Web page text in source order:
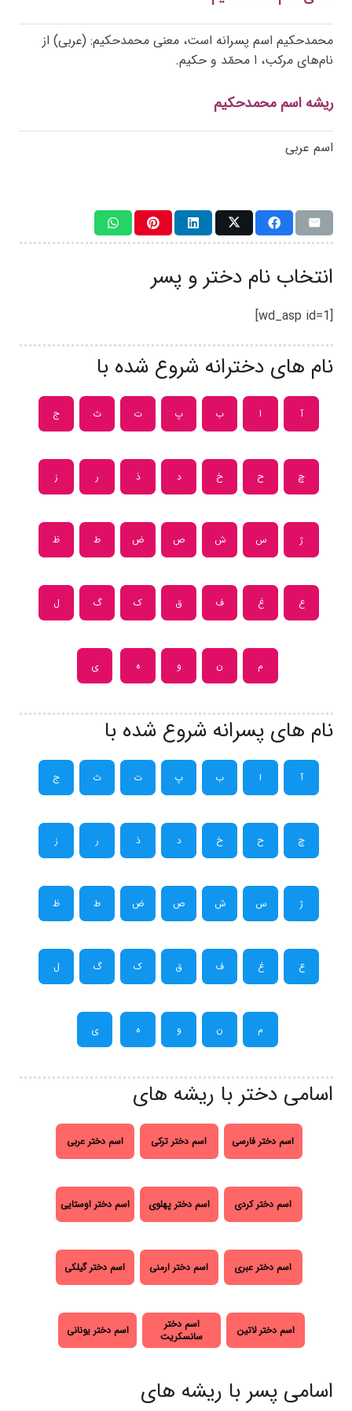
محمدحکیم اسم پسرانه است، معنی محمدحکیم: (عربی) از
نام‌های مرکب، ا محمّد و حکیم.
ریشه اسم محمدحکیم
اسم عربی
انتخاب نام دختر و پسر
[wd_asp id=1]
نام های دخترانه شروع شده با
آ ا ب پ ت ث ج
چ ح خ د ذ ر ز
ژ س ش ص ض ط ظ
ع غ ف ق ک گ ل
م ن و ه ی
نام های پسرانه شروع شده با
آ ا ب پ ت ث ج
چ ح خ د ذ ر ز
ژ س ش ص ض ط ظ
ع غ ف ق ک گ ل
م ن و ه ی
اسامی دختر با ریشه های
اسم دختر فارسی اسم دختر ترکی اسم دختر عربی
اسم دختر کردی اسم دختر پهلوی اسم دختر اوستایی
اسم دختر عبری اسم دختر ارمنی اسم دختر گیلکی
اسم دختر لاتین
اسم دختر
سانسکریت
اسم دختر یونانی
اسامی پسر با ریشه های